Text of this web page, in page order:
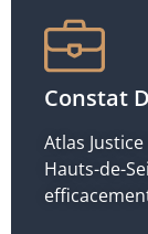
Constat
Atlas
Hauts-de-